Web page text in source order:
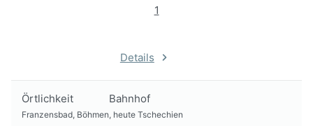
1
Details
Örtlichkeit Bahnhof
Franzensbad, Böhmen, heute Tschechien